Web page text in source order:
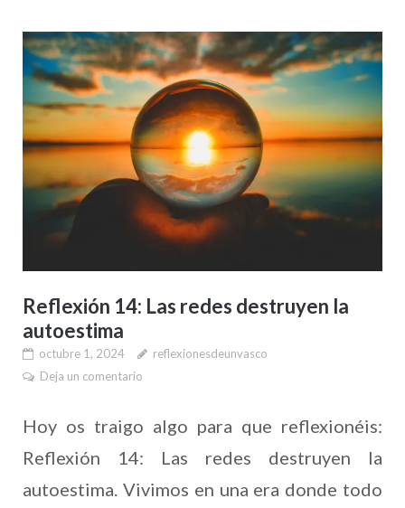
Reflexión 14: Las redes destruyen la
autoestima
octubre 1, 2024
reflexionesdeunvasco
Deja un comentario
Hoy os traigo algo para que reflexionéis:
Reflexión 14: Las redes destruyen la
autoestima. Vivimos en una era donde todo